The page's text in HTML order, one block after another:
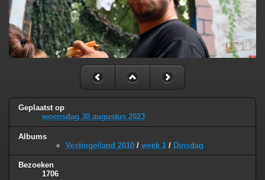
Geplaatst op
woensdag 30 augustus 2023
Albums
Vestingeiland 2010 / week 1 / Dinsdag
Bezoeken
1706